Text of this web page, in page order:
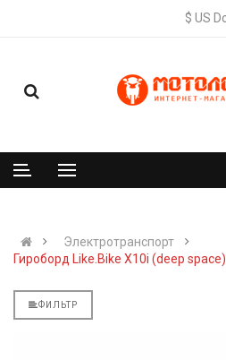
Электротранспорт
Гироборд Like.Bike X10i (deep space)
ФИЛЬТР